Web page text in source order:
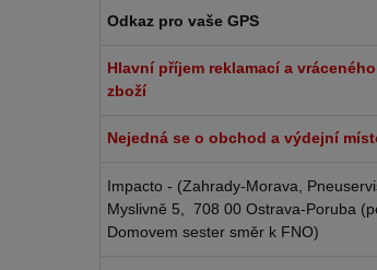
Odkaz pro vaše GPS
Hlavní příjem reklamací a vráceného
zboží
Nejedná se o obchod a výdejní
Impacto - (Zahrady-Morava,
Myslivně 5, 708 00 Ostrava-Poruba
Domovem sester směr k FNO)